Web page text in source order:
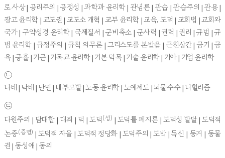
로 사상 | 공리주의 | 공정성 | 과학과 윤리학 | 관념론 | 관습 | 관습주의 | 관용 |
광고 윤리학 | 교도권 | 교도소 개혁 | 교부 윤리학 | 교육, 도덕 | 교회법 | 교회와
국가 | 구약성경 윤리학 | 국제질서 | 군비축소 | 군사력 | 권력 | 권리 | 규범 | 규
범 윤리학 | 규정주의 | 규칙 의무론 | 그리스도를 본받음 | 근친상간 | 금기 | 금
욕 | 긍휼 | 기근 | 기독교 윤리학 | 기본 덕목 | 기술 윤리학 | 기아 | 기업 윤리학
㉡
나태 | 낙태 | 난민 | 내부고발 | 노동 윤리학 | 노예제도 | 뇌물수수 | 니힐리즘
㉢
다원주의 | 담대함 | 대죄 | 덕 | 도덕 (성) | 도덕률 폐지론 | 도덕성 발달 | 도덕적
논증(증명) | 도덕적 자율 | 도덕적 정당화 | 도덕주의 | 도박 | 독신 | 동거 | 동물
권 | 동성애 | 동의